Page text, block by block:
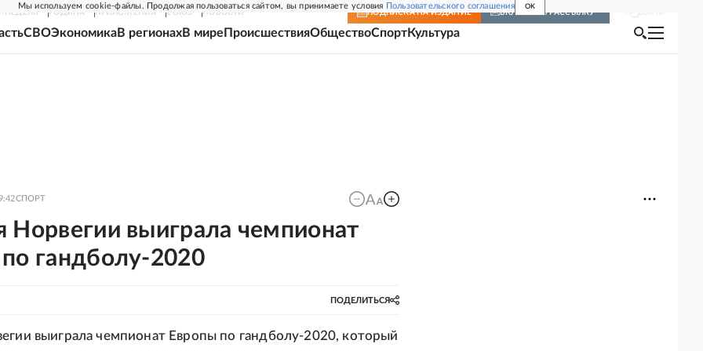
Мы используем cookie-файлы. Продолжая пользоваться сайтом, вы принимаете условия Пользовательского соглашения OK
НЕДЕЛЯ РОДИНА ПРИЛОЖЕНИЯ СОЮЗ НОВОСТИ ПОДПИСКА НА ИЗДАНИЕ ВКЛЮЧИТЬ РАССЫЛКУ
СВОЭкономикаВ регионахВ мире ПроисшествияОбществоСпортКультура
СПОРТ
Норвегии выиграла чемпионат
гандболу-2020
ПОДЕЛИТЬСЯ
выиграла чемпионат Европы по гандболу-2020, который